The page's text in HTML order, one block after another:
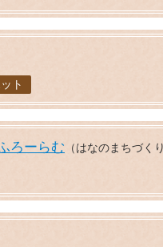
ト
ろーらむ （はなのまちづく